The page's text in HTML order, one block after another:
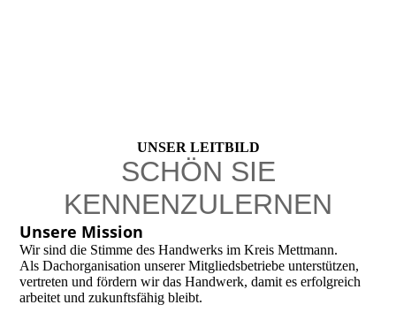
UNSER LEITBILD
SCHÖN SIE
KENNENZULERNEN
Unsere Mission
Wir sind die Stimme des Handwerks im Kreis Mettmann.
Als Dachorganisation unserer Mitgliedsbetriebe unterstützen,
vertreten und fördern wir das Handwerk, damit es erfolgreich
arbeitet und zukunftsfähig bleibt.